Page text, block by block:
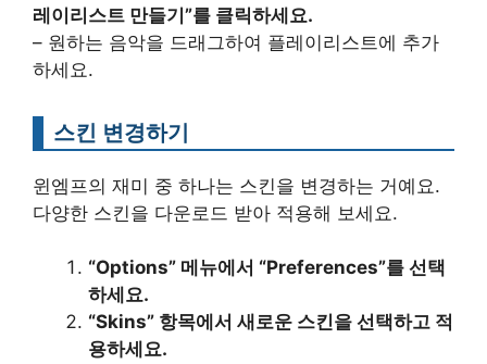
레이리스트 만들기”를 클릭하세요.
– 원하는 음악을 드래그하여 플레이리스트에 추가
하세요.
스킨 변경하기
윈엠프의 재미 중 하나는 스킨을 변경하는 거예요.
다양한 스킨을 다운로드 받아 적용해 보세요.
“Options” 메뉴에서 “Preferences”를 선택
하세요.
“Skins” 항목에서 새로운 스킨을 선택하고 적
용하세요.